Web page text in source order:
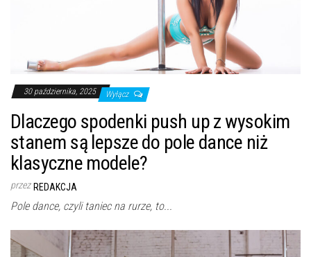
30 października, 2025 Wyłącz
Dlaczego spodenki push up z wysokim
stanem są lepsze do pole dance niż
klasyczne modele?
przez REDAKCJA
Pole dance, czyli taniec na rurze, to...